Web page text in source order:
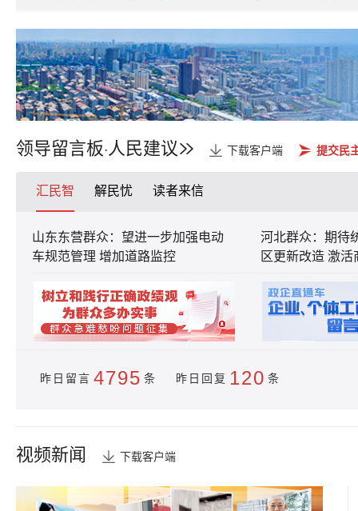
领导留言板·人民建议 下载客户端 提交民
汇民智 解民忧 读者来信
山东东营群众：望进一步加强电动
车规范管理 增加道路监控
河北群众：期待
区更新改造 激活
昨日留言 4795 条 昨日回复 120 条
视频新闻 下载客户端